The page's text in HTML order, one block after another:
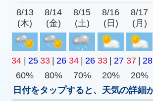
8/13
(木)
8/14
(金)
8/15
(土)
8/16
(日)
8/17
(月)
34 | 25 33 | 26 34 | 26 33 | 27 37 | 28
60%
80% 70% 20% 20%
日付をタップすると、天気の詳細